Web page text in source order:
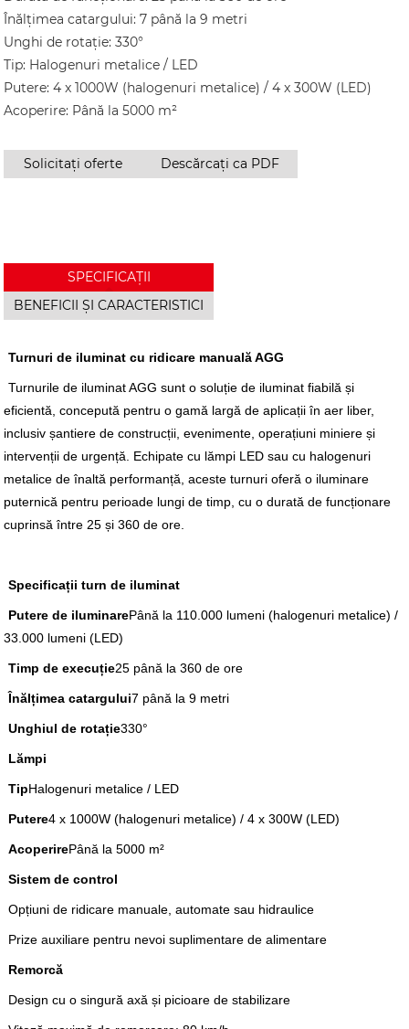
Înălțimea catargului: 7 până la 9 metri
Unghi de rotație: 330°
Tip: Halogenuri metalice / LED
Putere: 4 x 1000W (halogenuri metalice) / 4 x 300W (LED)
Acoperire: Până la 5000 m²
Solicitați oferte Descărcați ca PDF
SPECIFICAȚII
BENEFICII ȘI CARACTERISTICI
Turnuri de iluminat cu ridicare manuală AGG
Turnurile de iluminat AGG sunt o soluție de iluminat fiabilă și
eficientă, concepută pentru o gamă largă de aplicații în aer liber,
inclusiv șantiere de construcții, evenimente, operațiuni miniere și
intervenții de urgență. Echipate cu lămpi LED sau cu halogenuri
metalice de înaltă performanță, aceste turnuri oferă o iluminare
puternică pentru perioade lungi de timp, cu o durată de funcționare
cuprinsă între 25 și 360 de ore.
Specificații turn de iluminat
Putere de iluminarePână la 110.000 lumeni (halogenuri metalice) /
33.000 lumeni (LED)
Timp de execuție25 până la 360 de ore
Înălțimea catargului7 până la 9 metri
Unghiul de rotație330°
Lămpi
TipHalogenuri metalice / LED
Putere4 x 1000W (halogenuri metalice) / 4 x 300W (LED)
AcoperirePână la 5000 m²
Sistem de control
Opțiuni de ridicare manuale, automate sau hidraulice
Prize auxiliare pentru nevoi suplimentare de alimentare
Remorcă
Design cu o singură axă și picioare de stabilizare